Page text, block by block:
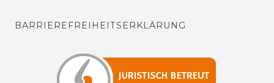
BARRIEREFREIHEITSERKLÄRUNG